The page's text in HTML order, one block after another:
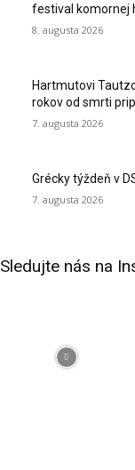
festival komornej
8. augusta 2026
Hartmutovi
rokov od smrti
7. augusta 2026
Grécky týždeň v
7. augusta 2026
Sledujte nás na